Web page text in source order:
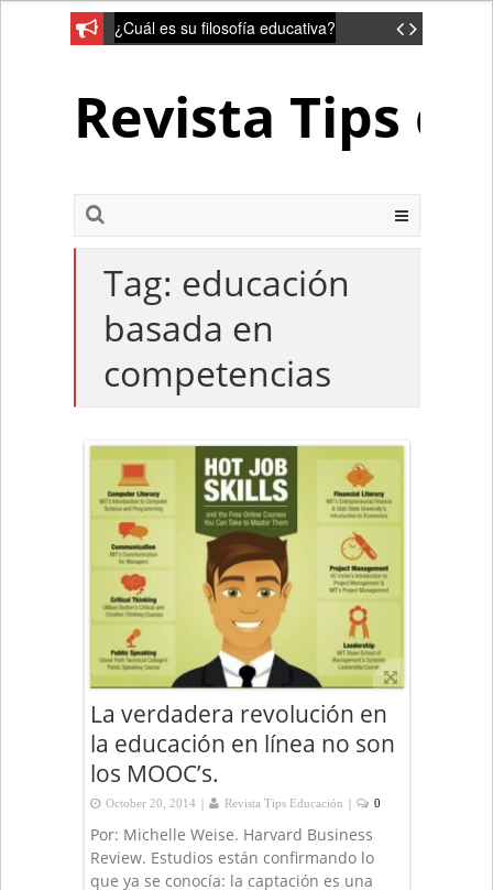
¿Cuál es su filosofía educativa?
Revista Tips
Tag: educación
basada en
competencias
La verdadera revolución en
la educación en línea no son
los MOOC’s.
October 20, 2014 | Revista Tips Educación | 0
Por: Michelle Weise. Harvard Business
Review. Estudios están confirmando lo
que ya se conocía: la captación es una